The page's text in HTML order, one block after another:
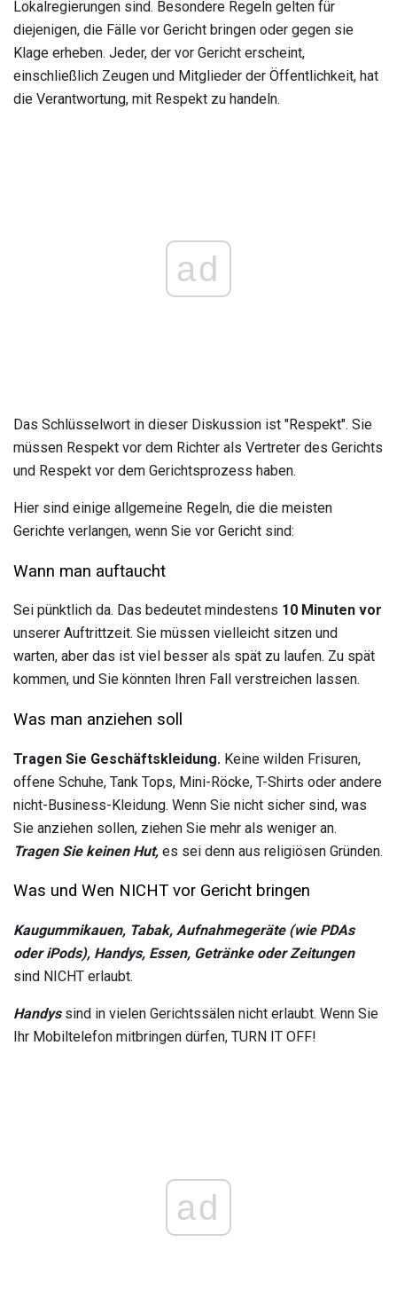
Lokalregierungen sind. Besondere Regeln gelten für
diejenigen, die Fälle vor Gericht bringen oder gegen sie
Klage erheben. Jeder, der vor Gericht erscheint,
einschließlich Zeugen und Mitglieder der Öffentlichkeit, hat
die Verantwortung, mit Respekt zu handeln.
ad
Das Schlüsselwort in dieser Diskussion ist "Respekt". Sie
müssen Respekt vor dem Richter als Vertreter des Gerichts
und Respekt vor dem Gerichtsprozess haben.
Hier sind einige allgemeine Regeln, die die meisten
Gerichte verlangen, wenn Sie vor Gericht sind:
Wann man auftaucht
Sei pünktlich da. Das bedeutet mindestens 10 Minuten vor
unserer Auftrittzeit. Sie müssen vielleicht sitzen und
warten, aber das ist viel besser als spät zu laufen. Zu spät
kommen, und Sie könnten Ihren Fall verstreichen lassen.
Was man anziehen soll
Tragen Sie Geschäftskleidung. Keine wilden Frisuren,
offene Schuhe, Tank Tops, Mini-Röcke, T-Shirts oder andere
nicht-Business-Kleidung. Wenn Sie nicht sicher sind, was
Sie anziehen sollen, ziehen Sie mehr als weniger an.
Tragen Sie keinen Hut, es sei denn aus religiösen Gründen.
Was und Wen NICHT vor Gericht bringen
Kaugummikauen, Tabak, Aufnahmegeräte (wie PDAs
oder iPods), Handys, Essen, Getränke oder Zeitungen
sind NICHT erlaubt.
Handyssind in vielen Gerichtssälen nicht erlaubt. Wenn Sie
Ihr Mobiltelefon mitbringen dürfen, TURN IT OFF!
ad